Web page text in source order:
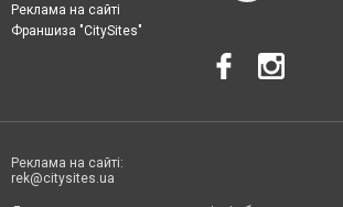
Реклама на сайті
Франшиза "CitySites"
Реклама на сайті:
rek@citysites.ua